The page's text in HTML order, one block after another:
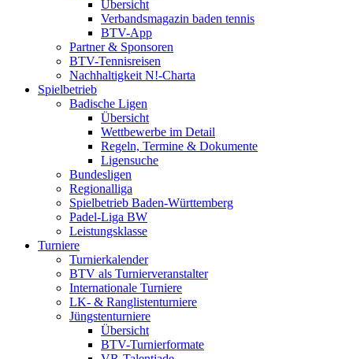
Übersicht
Verbandsmagazin baden tennis
BTV-App
Partner & Sponsoren
BTV-Tennisreisen
Nachhaltigkeit N!-Charta
Spielbetrieb
Badische Ligen
Übersicht
Wettbewerbe im Detail
Regeln, Termine & Dokumente
Ligensuche
Bundesligen
Regionalliga
Spielbetrieb Baden-Württemberg
Padel-Liga BW
Leistungsklasse
Turniere
Turnierkalender
BTV als Turnierveranstalter
Internationale Turniere
LK- & Ranglistenturniere
Jüngstenturniere
Übersicht
BTV-Turnierformate